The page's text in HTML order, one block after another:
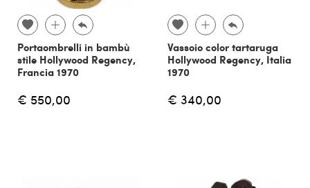
Portaombrelli in bambù
stile Hollywood Regency,
Francia 1970
€ 550,00
Vassoio color tartaruga
Hollywood Regency, Italia
1970
€ 340,00